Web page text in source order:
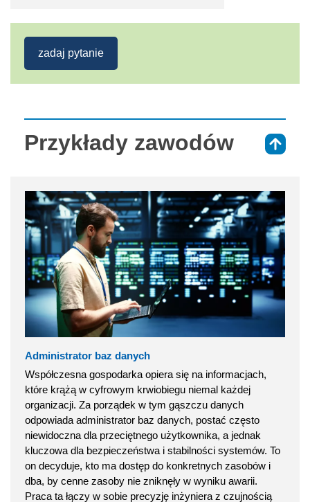
zadaj pytanie
Przykłady zawodów
Administrator baz danych
Współczesna gospodarka opiera się na informacjach,
które krążą w cyfrowym krwiobiegu niemal każdej
organizacji. Za porządek w tym gąszczu danych
odpowiada administrator baz danych, postać często
niewidoczna dla przeciętnego użytkownika, a jednak
kluczowa dla bezpieczeństwa i stabilności systemów. To
on decyduje, kto ma dostęp do konkretnych zasobów i
dba, by cenne zasoby nie zniknęły w wyniku awarii.
Praca ta łączy w sobie precyzję inżyniera z czujnością